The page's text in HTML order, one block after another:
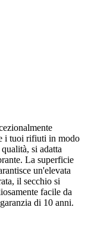
i tuoi rifiuti in modo
si adatta
La superficie
un'elevata
il secchio si
facile da
di 10 anni.